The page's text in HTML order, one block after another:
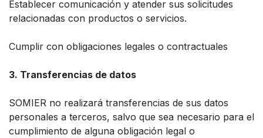
Establecer comunicación y atender sus solicitudes
relacionadas con productos o servicios.
Cumplir con obligaciones legales o contractuales
3. Transferencias de datos
SOMIER no realizará transferencias de sus datos
personales a terceros, salvo que sea necesario para el
cumplimiento de alguna obligación legal o